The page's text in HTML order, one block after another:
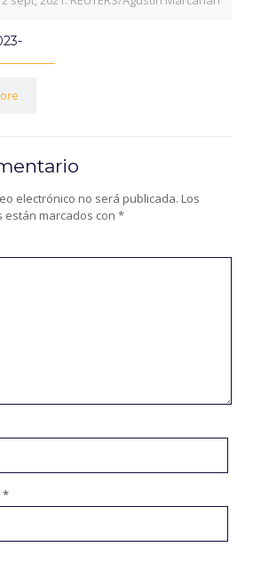
electrónico no será publicada. Los
están marcados con *
*